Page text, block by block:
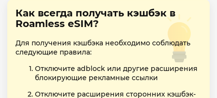
Как всегда получать кэшбэк в
Roamless eSIM?
Для получения кэшбэка необходимо соблюдать
следующие правила:
Отключите adblock или другие расширения
блокирующие рекламные ссылки
Отключите расширения сторонних кэшбэк-